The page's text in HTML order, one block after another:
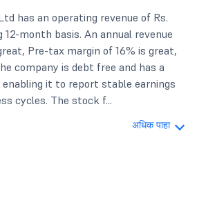
has an operating revenue of Rs.
12-month basis. An annual revenue
Pre-tax margin of 16% is great,
company is debt free and has a
it to report stable earnings
cycles. The stock f...
अधिक पाहा